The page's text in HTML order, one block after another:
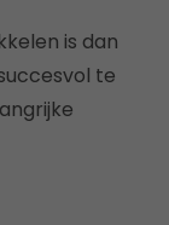
is dan
te